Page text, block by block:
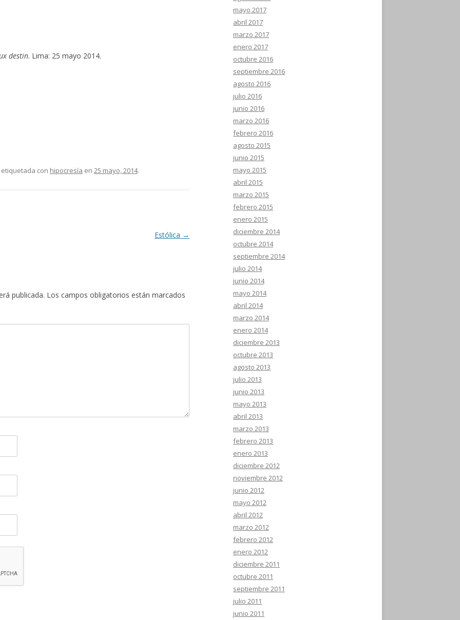
destin. Lima: 25 mayo 2014.
con hipocresía en 25 mayo, 2014.
Estólica →
publicada. Los campos obligatorios están marcados
mayo 2017
abril 2017
marzo 2017
enero 2017
octubre 2016
septiembre 2016
agosto 2016
julio 2016
junio 2016
marzo 2016
febrero 2016
agosto 2015
junio 2015
mayo 2015
abril 2015
marzo 2015
febrero 2015
enero 2015
diciembre 2014
octubre 2014
septiembre 2014
julio 2014
junio 2014
mayo 2014
abril 2014
marzo 2014
enero 2014
diciembre 2013
octubre 2013
agosto 2013
julio 2013
junio 2013
mayo 2013
abril 2013
marzo 2013
febrero 2013
enero 2013
diciembre 2012
noviembre 2012
junio 2012
mayo 2012
abril 2012
marzo 2012
febrero 2012
enero 2012
diciembre 2011
octubre 2011
septiembre 2011
julio 2011
junio 2011